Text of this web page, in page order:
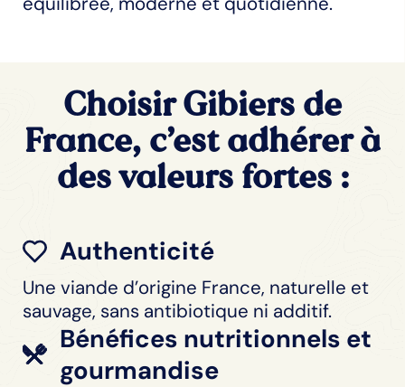
Choisir Gibiers de
France, c’est adhérer à
des valeurs fortes :
Authenticité
Une viande d’origine France, naturelle et
sauvage, sans antibiotique ni additif.
Bénéfices nutritionnels et
gourmandise